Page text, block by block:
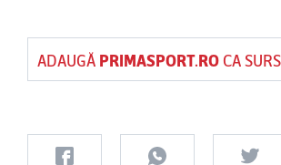
ADAUGĂ PRIMASPORT.ROCA